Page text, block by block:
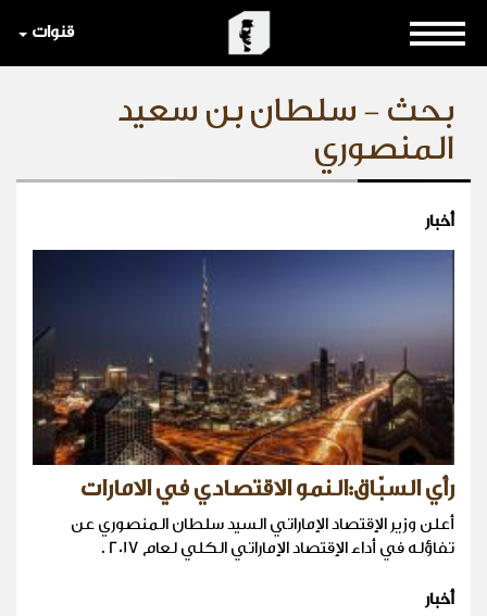
قنوات
بحث - سلطان بن سعيد
المنصوري
أخبار
رأي السبّاق:النمو الاقتصادي في الامارات
أعلن وزير الإقتصاد الإماراتي السيد سلطان المنصوري عن
تفاؤله في أداء الإقتصاد الإماراتي الكلي لعام 2017 .
أخبار